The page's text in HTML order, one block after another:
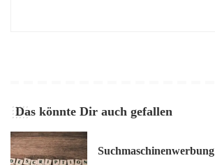
Das könnte Dir auch gefallen
Suchmaschinenwerbung